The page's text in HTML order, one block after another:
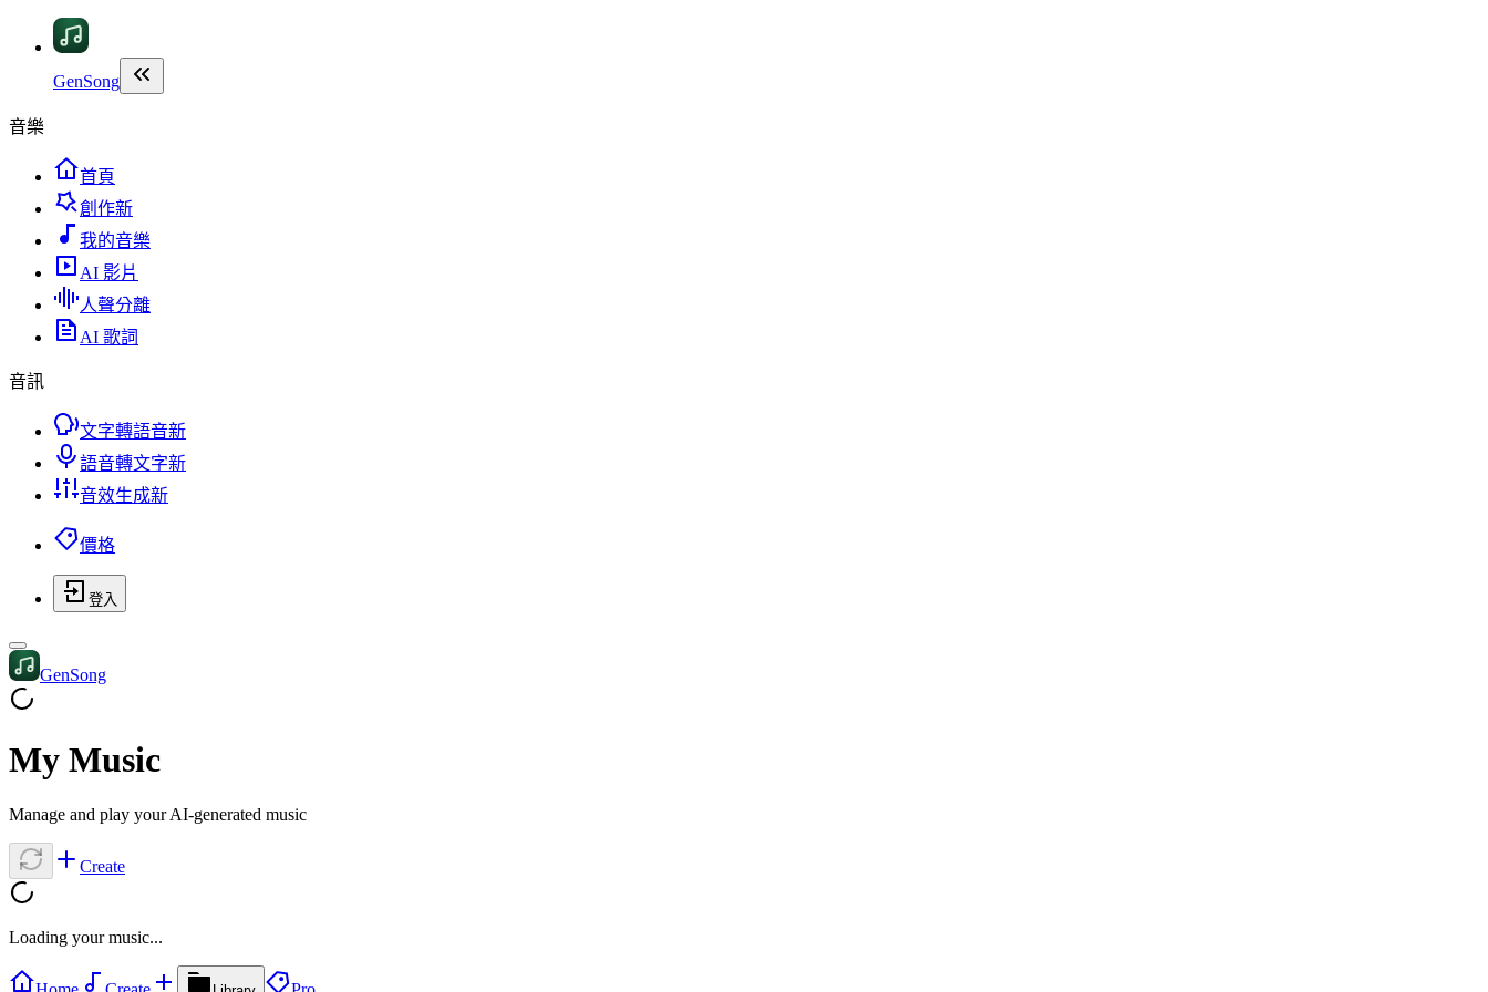
GenSong
音樂
首頁
創作新
我的音樂
AI 影片
人聲分離
AI 歌詞
音訊
文字轉語音新
語音轉文字新
音效生成新
價格
登入
GenSong
My Music
Manage and play your AI-generated music
Create
Loading your music...